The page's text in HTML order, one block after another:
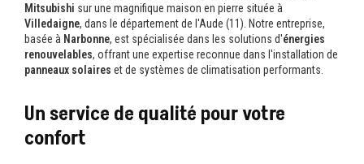
Mitsubishi sur une magnifique maison en pierre située à
Villedaigne, dans le département de l'Aude (11). Notre entreprise,
basée à Narbonne, est spécialisée dans les solutions d'énergies
renouvelables, offrant une expertise reconnue dans l'installation de
panneaux solaires et de systèmes de climatisation performants.
Un service de qualité pour votre
confort